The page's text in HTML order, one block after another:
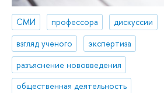
СМИ профессора
дискуссии
взгляд ученого
экспертиза
разъяснение нововведения
общественная деятельность